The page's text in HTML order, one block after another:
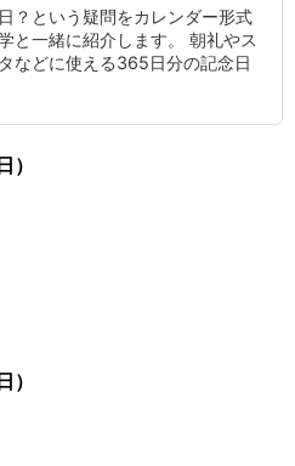
？という疑問をカレンダー形式
と一緒に紹介します。 朝礼やス
などに使える365日分の記念日